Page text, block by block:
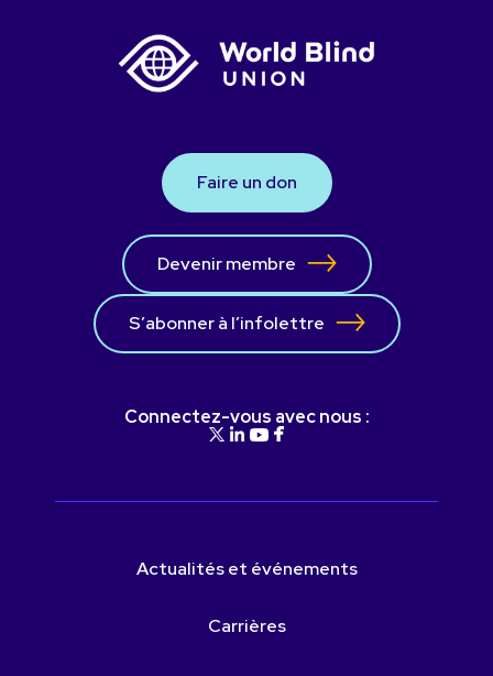
Faire un don
Devenir membre
S’abonner à l’infolettre
Connectez-vous avec nous :
Actualités et événements
Carrières